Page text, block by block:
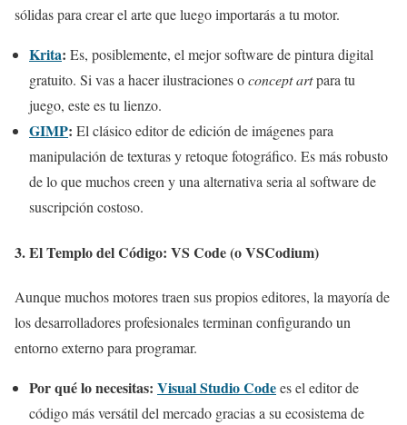
sólidas para crear el arte que luego importarás a tu motor.
Krita: Es, posiblemente, el mejor software de pintura digital
gratuito. Si vas a hacer ilustraciones oconcept artpara tu
juego, este es tu lienzo.
GIMP: El clásico editor de edición de imágenes para
manipulación de texturas y retoque fotográfico. Es más robusto
de lo que muchos creen y una alternativa seria al software de
suscripción costoso.
3. El Templo del Código: VS Code (o VSCodium)
Aunque muchos motores traen sus propios editores, la mayoría de
los desarrolladores profesionales terminan configurando un
entorno externo para programar.
Por qué lo necesitas: Visual Studio Codees el editor de
código más versátil del mercado gracias a su ecosistema de